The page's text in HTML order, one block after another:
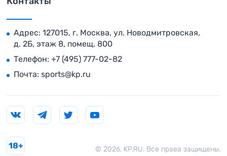
Адрес: 127015, г. Москва, ул. Новодмитровская,
д. 2Б, этаж 8, помещ. 800
Телефон: +7 (495) 777-02-82
Почта: sports@kp.ru
© 2026. KP.RU. Все права защищены.
18+